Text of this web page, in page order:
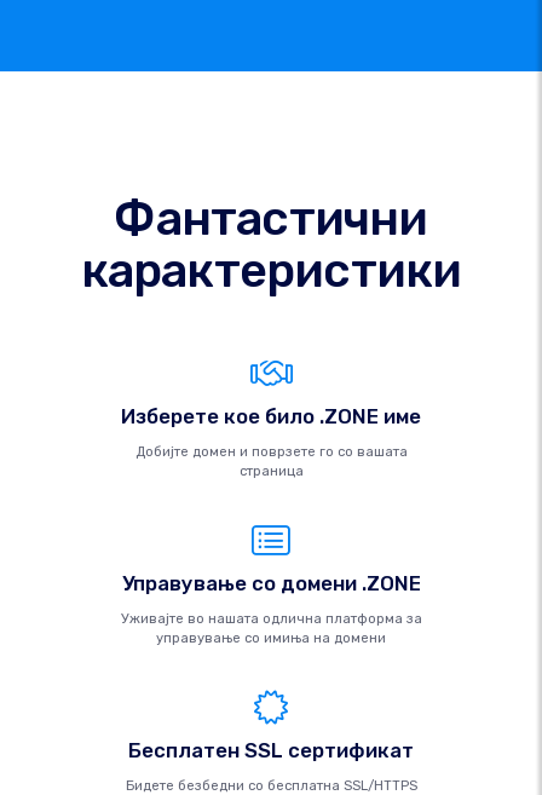
Фантастични
карактеристики
Изберете кое било .ZONE име
Добијте домен и поврзете го со вашата
страница
Управување со домени .ZONE
Уживајте во нашата одлична платформа за
управување со имиња на домени
Бесплатен SSL сертификат
Бидете безбедни со бесплатна SSL/HTTPS